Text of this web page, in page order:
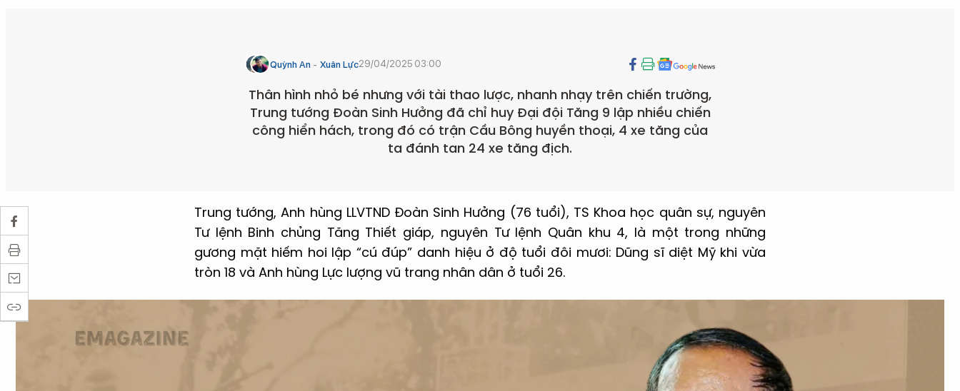
Quỳnh An Xuân Lực29/04/2025 03:00
Thân hình nhỏ bé nhưng với tài thao lược, nhanh nhạy trên chiến trường,
Trung tướng Đoàn Sinh Hưởng đã chỉ huy Đại đội Tăng 9 lập nhiều chiến
công hiển hách, trong đó có trận Cầu Bông huyền thoại, 4 xe tăng của
ta đánh tan 24 xe tăng địch.
Trung tướng, Anh hùng LLVTND Đoàn Sinh Hưởng (76 tuổi), TS Khoa học quân sự, nguyên
Tư lệnh Binh chủng Tăng Thiết giáp, nguyên Tư lệnh Quân khu 4, là một trong những
gương mặt hiếm hoi lập “cú đúp” danh hiệu ở độ tuổi đôi mươi: Dũng sĩ diệt Mỹ khi vừa
tròn 18 và Anh hùng Lực lượng vũ trang nhân dân ở tuổi 26.